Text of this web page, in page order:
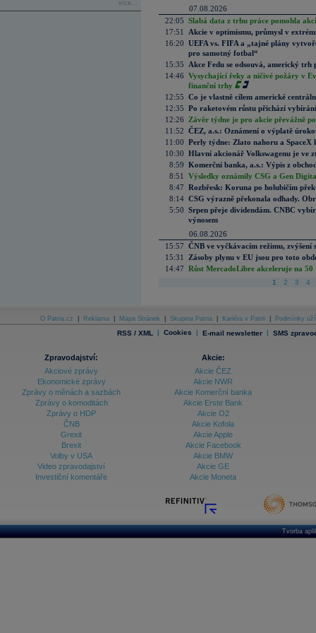
více...
07.08.2026
22:05 Slabá data z trhu práce pomohla
17:51
Akcie v optimismu, průmysl v
16:20 UEFA vs. FIFA a „tajné plány
pro samotný fotbal“
15:35
Akce Fedu se odsouvá, americký
14:46 Vysychající řeky a ničivé požáry v
finanční trhy
12:55 Co je vlastně cílem americké
12:35 Po raketovém růstu přichází
12:26
Závěr týdne je pro akcie převážně
11:52 ČEZ, a.s.: Oznámení o výplatě
11:00 Perly týdne: Zlato nahoru a SpaceX
10:30 Hlavní akcionář Volkswagenu je ve
8:59 Komerční banka, a.s.: Výpis z
8:51
Výsledky oznámily CSG a Gen
8:47 Rozbřesk: Koruna po holubičím
8:14 CSG výrazně překonala odhady.
5:50 Srpen přeje dividendám. CNBC
výnosem
06.08.2026
15:57 ČNB ve vyčkávacím režimu, zvýšení
15:31
Zásoby plynu v EU jsou pro toto
14:47 Růst MercadoLibre akceleruje na
1 2 3 4
O Patria.cz Reklama Mapa Stránek Skupina Patria Kariéra v Patrii Podmínky
RSS / XML | Cookies | E-mail newsletter | SMS
Zpravodajství:
Akciové zprávy
Ekonomické zprávy
Zprávy o měnách a sazbách
Zprávy o komoditách
Zprávy o HDP
ČNB
Grexit
Brexit
Volby v USA
Video zpravodajství
Investiční komentáře
Akcie:
Akcie ČEZ
Akcie NWR
Akcie Komerční banka
Akcie Erste Bank
Akcie O2
Akcie Kofola
Akcie Apple
Akcie Facebook
Akcie BMW
Akcie GE
Akcie Moneta
Tvorba